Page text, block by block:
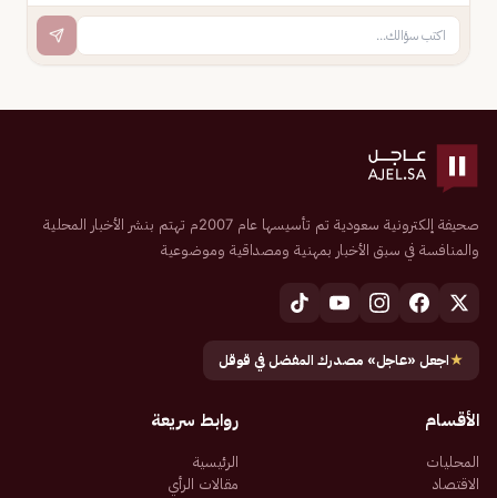
صحيفة إلكترونية سعودية تم تأسيسها عام 2007م تهتم بنشر الأخبار المحلية
والمنافسة في سبق الأخبار بمهنية ومصداقية وموضوعية
★اجعل «عاجل» مصدرك المفضل في قوقل
الأقسام
المحليات
الاقتصاد
روابط سريعة
الرئيسية
مقالات الرأي